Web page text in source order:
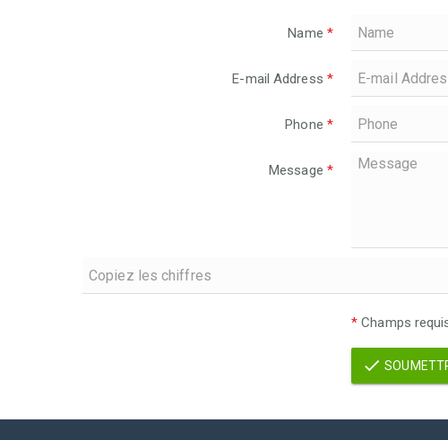
Name *
E-mail Address *
Phone *
Message *
* Champs